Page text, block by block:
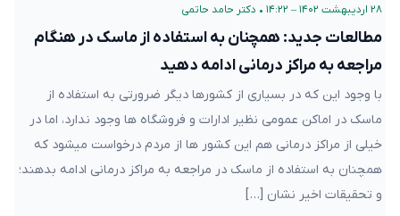
۲۸ اردیبهشت ۱۴۰۲ – ۱۴:۲۲ • دکتر حامد حاتمی
مطالعات جدید: همچنان به استفاده از ماسک در هنگام
مراجعه به مراکز درمانی ادامه دهید
با وجود این که در بسیاری از کشورها دیگر ضرورتی به استفاده از
ماسک در اماکن عمومی نظیر ادارات و فروشگاه ها وجود ندارد، اما در
خیلی از مراکز درمانی هم این کشور ها از مردم درخواست میشود که
همچنان به استفاده از ماسک در مراجعه به مراکز درمانی ادامه بدهند؛
و تحقیقات اخیر نشان […]